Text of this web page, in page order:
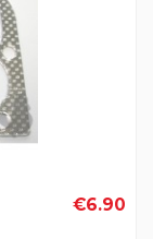
€6.90